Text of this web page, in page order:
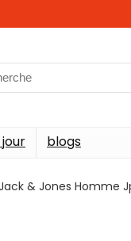
blogs
& Jones Homme